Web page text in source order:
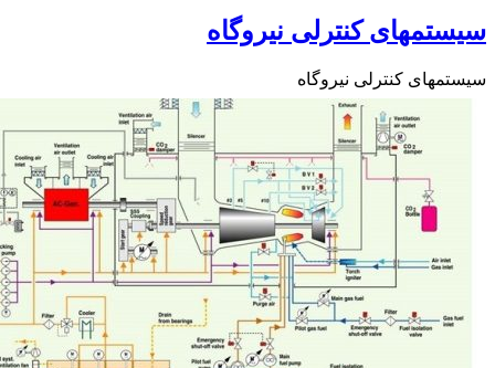
کنترلی نیروگاه
کنترلی نیروگاه